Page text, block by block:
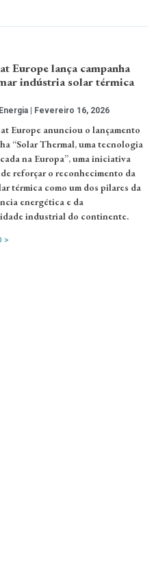
Europe lança campanha
indústria solar térmica
Fevereiro 16, 2026
Europe anunciou o lançamento
“Solar Thermal, uma tecnologia
na Europa”, uma iniciativa
reforçar o reconhecimento da
térmica como um dos pilares da
energética e da
industrial do continente.
>